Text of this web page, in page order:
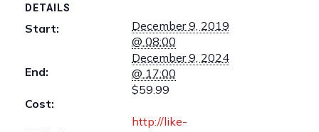
DETAILS
Start:
December 9, 2019
@ 08:00
End:
December 9, 2024
@ 17:00
Cost:
$59.99
http://like-